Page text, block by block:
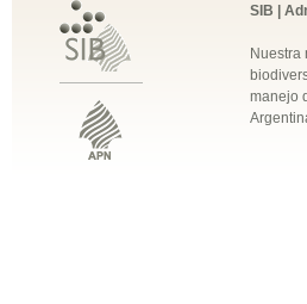
SIB |
Nuestra
manejo